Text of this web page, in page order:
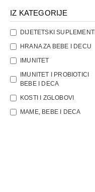
IZ KATEGORIJE
DIJETETSKI SUPLEMENTI
HRANA ZA BEBE I DECU
IMUNITET
IMUNITET I PROBIOTICI
BEBE I DECA
KOSTI I ZGLOBOVI
MAME, BEBE I DECA